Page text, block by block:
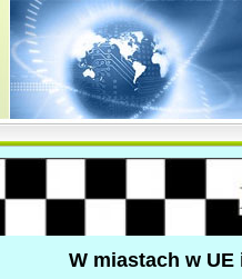
W miastach w